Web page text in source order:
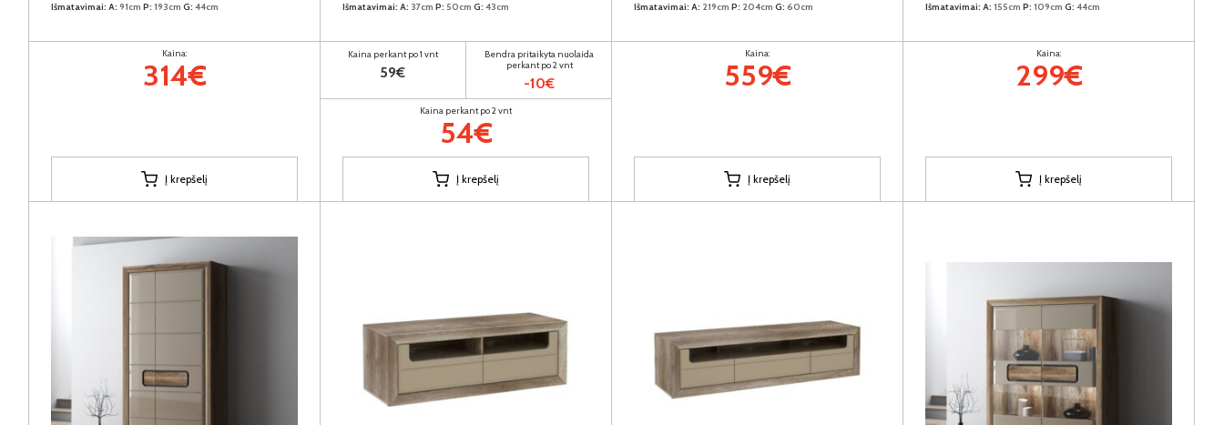
Išmatavimai: A: 91cm P: 193cm G: 44cm
Kaina:
314€
Į krepšelį
Išmatavimai: A: 37cm P: 50cm G: 43cm
Kaina perkant po 1 vnt
59€
Bendra pritaikyta nuolaida
perkant po 2 vnt
-10€
Kaina perkant po 2 vnt
54€
Į krepšelį
Išmatavimai: A: 219cm P: 204cm G: 60cm
Kaina:
559€
Į krepšelį
Išmatavimai: A: 155cm P: 109cm G: 44cm
Kaina:
299€
Į krepšelį